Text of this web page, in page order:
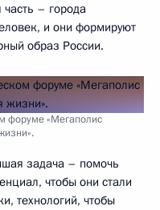
– города
и они формируют
образ России.
форуме «Мегаполис
задача – помочь
чтобы они стали
технологий, чтобы